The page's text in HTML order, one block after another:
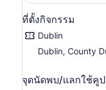
ที่ตั้งกิจกรรม
Dublin
Dublin, County
จุดนัดพบ/แลกใช้คูป